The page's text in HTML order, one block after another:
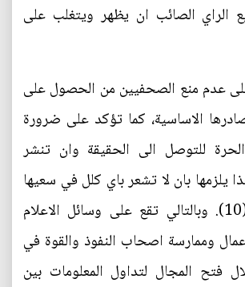
الراي الصائب ان يظهر ويتغلب على
عدم منع الصحفيين من الحصول على
الاساسية، كما تؤكد على ضرورة
للتوصل الى الحقيقة وان تنشر
يلزمها بان لا تشعر باي كلل في سعيها
من اجل الدقة (10). وبالتالي تقع على وسائل الاعلام
وممارسة اصحاب النفوذ والقوة في
فتح المجال لتداول المعلومات بين